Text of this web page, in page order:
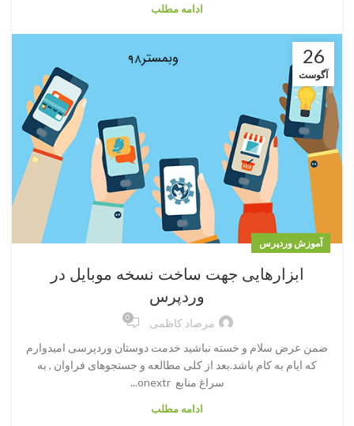
ادامه مطلب
26
آگوست
آموزش وردپرس
ابزارهایی جهت ساخت نسخه موبایل در
وردپرس
مرصاد کاظمی 0
ضمن عرض سلام و خسته نباشید خدمت دوستان وردپرسی امیدوارم
که ایام به کام باشد.بعد از کلی مطالعه و جستجوهای فراوان , به
سراغ منابع onextr...
ادامه مطلب